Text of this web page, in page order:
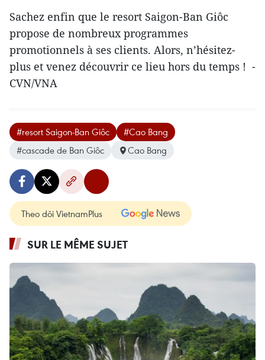
Sachez enfin que le resort Saigon-Ban Giôc
propose de nombreux programmes
promotionnels à ses clients. Alors, n’hésitez-
plus et venez découvrir ce lieu hors du temps ! -
CVN/VNA​​
#resort Saigon-Ban Giôc
#Cao Bang
#cascade de Ban Giôc
Cao Bang
Theo dõi VietnamPlus
SUR LE MÊME SUJET